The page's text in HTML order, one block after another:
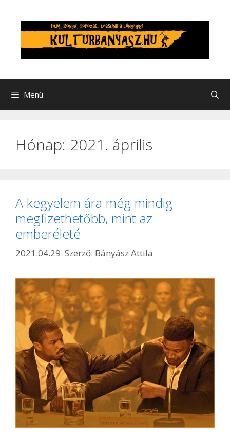
tartalomba
Menü
Hónap: 2021. április
A kegyelem ára még mindig
megfizethetőbb, mint az
emberéleté
2021.04.29. Szerző: Bányász Attila